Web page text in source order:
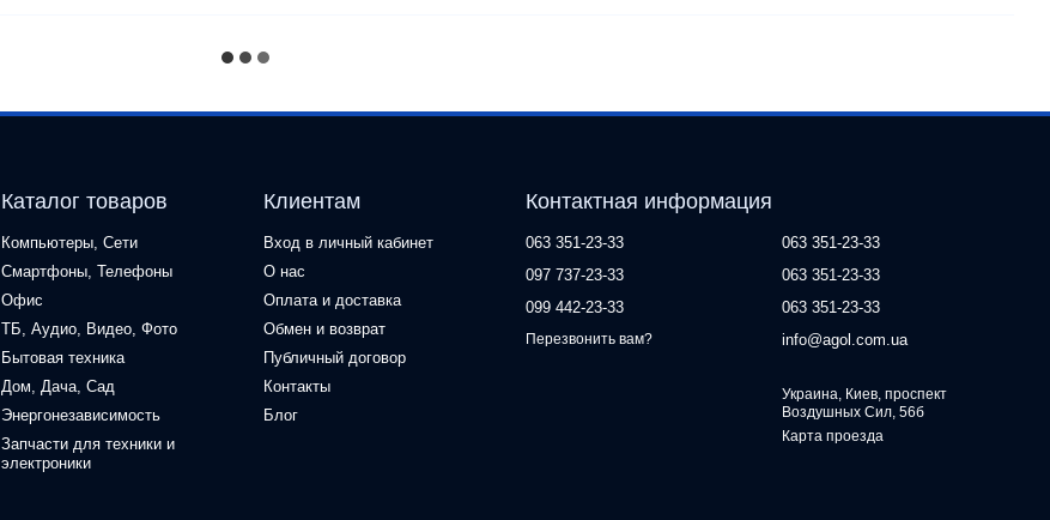
Каталог товаров
Компьютеры, Сети
Смартфоны, Телефоны
Офис
ТБ, Аудио, Видео, Фото
Бытовая техника
Дом, Дача, Сад
Энергонезависимость
Запчасти для техники и
электроники
Клиентам
Вход в личный кабинет
О нас
Оплата и доставка
Обмен и возврат
Публичный договор
Контакты
Блог
Контактная информация
063 351-23-33
097 737-23-33
099 442-23-33
Перезвонить вам?
063 351-23-33
063 351-23-33
063 351-23-33
info@agol.com.ua
Украина, Киев, проспект
Воздушных Сил, 56б
Карта проезда